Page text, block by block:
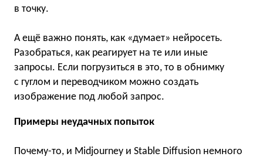
в точку.
А ещё важно понять, как «думает» нейросеть.
Разобраться, как реагирует на те или иные
запросы. Если погрузиться в это, то в обнимку
с гуглом и переводчиком можно создать
изображение под любой запрос.
Примеры неудачных попыток
Почему-то, и Midjourney и Stable Diffusion немного